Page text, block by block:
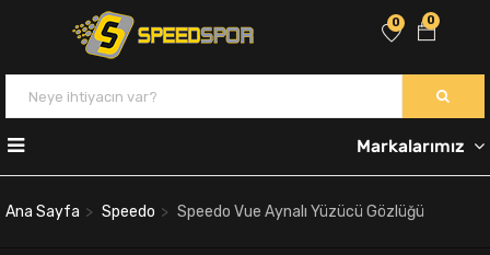
0
0
Markalarımız
Ana Sayfa Speedo Speedo Vue Aynalı Yüzücü Gözlüğü